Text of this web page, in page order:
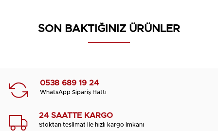
SON BAKTIĞINIZ ÜRÜNLER
0538 689 19 24
WhatsApp Sipariş Hattı
24 SAATTE KARGO
Stoktan teslimat ile hızlı kargo imkanı